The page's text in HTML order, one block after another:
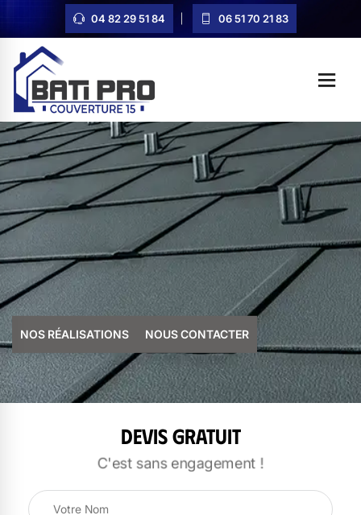
04 82 29 51 84 06 51 70 21 83
NOS RÉALISATIONS NOUS CONTACTER
Devis gratuit
C'est sans engagement !